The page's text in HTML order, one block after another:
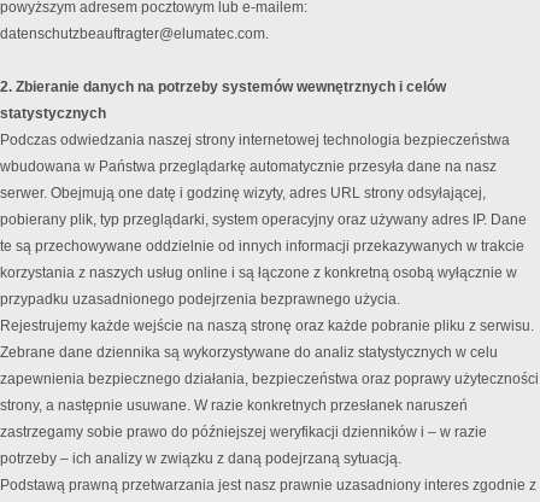
powyższym adresem pocztowym lub e-mailem:
datenschutzbeauftragter@elumatec.com.
2. Zbieranie danych na potrzeby systemów wewnętrznych i celów
statystycznych
Podczas odwiedzania naszej strony internetowej technologia bezpieczeństwa
wbudowana w Państwa przeglądarkę automatycznie przesyła dane na nasz
serwer. Obejmują one datę i godzinę wizyty, adres URL strony odsyłającej,
pobierany plik, typ przeglądarki, system operacyjny oraz używany adres IP. Dane
te są przechowywane oddzielnie od innych informacji przekazywanych w trakcie
korzystania z naszych usług online i są łączone z konkretną osobą wyłącznie w
przypadku uzasadnionego podejrzenia bezprawnego użycia.
Rejestrujemy każde wejście na naszą stronę oraz każde pobranie pliku z serwisu.
Zebrane dane dziennika są wykorzystywane do analiz statystycznych w celu
zapewnienia bezpiecznego działania, bezpieczeństwa oraz poprawy użyteczności
strony, a następnie usuwane. W razie konkretnych przesłanek naruszeń
zastrzegamy sobie prawo do późniejszej weryfikacji dzienników i – w razie
potrzeby – ich analizy w związku z daną podejrzaną sytuacją.
Podstawą prawną przetwarzania jest nasz prawnie uzasadniony interes zgodnie z